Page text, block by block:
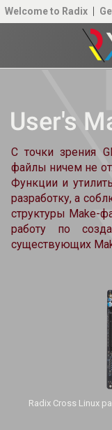
Welcome to Radix
User's
С точки зрения
файлы ничем не
Функции и
разработку, а
структуры Make-
работу по
существующих
Radix Cross Linux